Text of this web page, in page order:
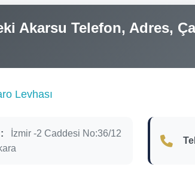
Akarsu Telefon, Adres,
Levhası
İzmir -2 Caddesi No:36/12